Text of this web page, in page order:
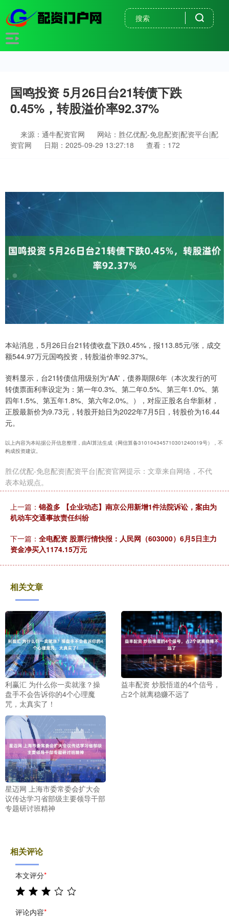
国鸣投资 5月26日台21转债下跌
0.45%，转股溢价率92.37%
来源：通牛配资官网
网站：胜亿优配-免息配资|配资平台|配
资官网
日期：2025-09-29 13:27:18 查看：172
本站消息，5月26日台21转债收盘下跌0.45%，报113.85元/张，成交
额544.97万元国鸣投资，转股溢价率92.37%。
资料显示，台21转债信用级别为“AA”，债券期限6年（本次发行的可
转债票面利率设定为：第一年0.3%、第二年0.5%、第三年1.0%、第
四年1.5%、第五年1.8%、第六年2.0%。），对应正股名台华新材，
正股最新价为9.73元，转股开始日为2022年7月5日，转股价为16.44
元。
以上内容为本站据公开信息整理，由AI算法生成（网信算备310104345710301240019号），不
构成投资建议。
胜亿优配-免息配资|配资平台|配资官网提示：文章来自网络，不代
表本站观点。
上一篇： 锦盈多 【企业动态】南京公用新增1件法院诉讼，案由为
机动车交通事故责任纠纷
下一篇： 全电配资 股票行情快报：人民网（603000）6月5日主力
资金净买入1174.15万元
相关文章
利赢汇 为什么你一卖就涨？操
盘手不会告诉你的4个心理魔
咒，太真实了！
益丰配资 炒股悟道的4个信号，
占2个就离稳赚不远了
星迈网 上海市委常委会扩大会
议传达学习省部级主要领导干部
专题研讨班精神
相关评论
本文评分*
评论内容*